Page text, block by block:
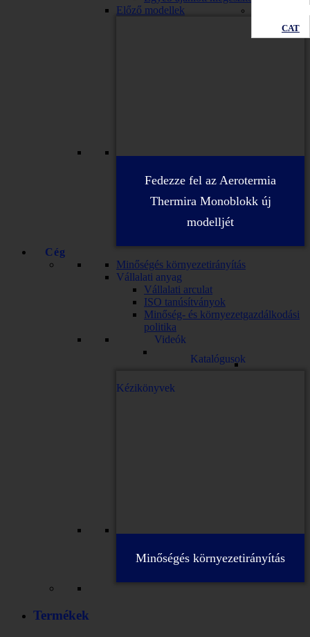
CAT
Előző modellek
Fedezze fel az Aerotermia
Thermira Monoblokk új
modelljét
Cég
Minőségés környezetirányítás
Vállalati anyag
Vállalati arculat
ISO tanúsítványok
Minőség- és környezetgazdálkodási
politika
Videók
Katalógusok
Kézikönyvek
Minőségés környezetirányítás
Termékek